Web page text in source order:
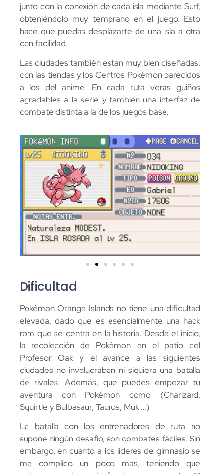
junto con la conexión de cada isla mediante Surf,
obteniéndolo muy temprano en el juego. Esto
hace que puedas desplazarte de una isla a otra
con facilidad.
Las ciudades también estan muy bien diseñadas,
con las tiendas y los Centros Pokémon parecidos
a los del anime. En cada ruta verás guiños
agradables a la serie y también una interfaz de
combate distinta a la de los juegos base.
Dificultad
Pokémon Orange Islands no tiene una dificultad
elevada, dado que es esencialmente una hack
rom que se centra en la historia. Desde el inicio,
la recolección de Pokémon en el patio del
Profesor Oak y el avance a las siguientes
ciudades no involucraban ni siquiera una batalla
de rivales. Además, que puedes empezar tu
aventura con Pokémon como (Charizard,
Squirtle y Bulbasaur, Tauros, Muk …)
La batalla con los entrenadores de ruta no
supone ningún desafío, son combates fáciles. Sin
embargo, en cuanto a los lideres de gimnasio se
me complico un poco mas, teniendo que